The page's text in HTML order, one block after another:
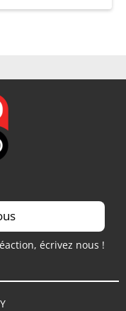
écrivez nous !